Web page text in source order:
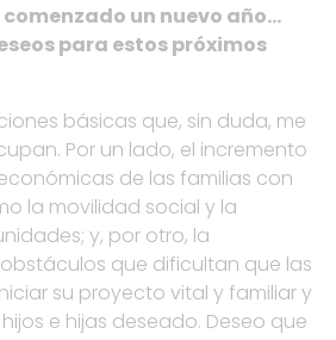
un nuevo año…
para estos próximos
básicas que, sin duda, me
Por un lado, el incremento
de las familias con
la movilidad social y la
y, por otro, la
que dificultan que las
su proyecto vital y familiar y
e hijas deseado. Deseo que